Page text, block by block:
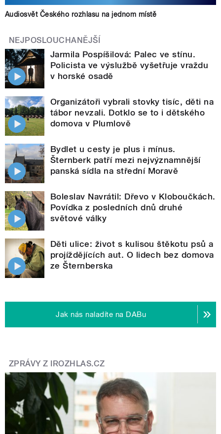
Audiosvět Českého rozhlasu na jednom místě
NEJPOSLOUCHANĚJŠÍ
Jarmila Pospíšilová: Palec ve stínu.
Policista ve výslužbě vyšetřuje vraždu
v horské osadě
Organizátoři vybrali stovky tisíc, děti na
tábor nevzali. Dotklo se to i dětského
domova v Plumlově
Bydlet u cesty je plus i mínus.
Šternberk patří mezi nejvýznamnější
panská sídla na střední Moravě
Boleslav Navrátil: Dřevo v Kloboučkách.
Povídka z posledních dnů druhé
světové války
Děti ulice: život s kulisou štěkotu psů a
projíždějících aut. O lidech bez domova
ze Šternberska
Jak nás naladíte na DABu
ZPRÁVY Z IROZHLAS.CZ